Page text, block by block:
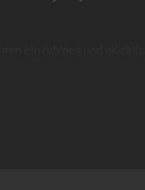
Er hat mit der
zurückzubringen und
vorsichtig sein und